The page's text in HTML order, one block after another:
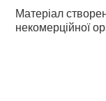
Матеріал
некомерційної